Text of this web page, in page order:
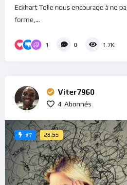
Eckhart Tolle nous encourage à ne
forme,...
1 0 1.7K
Viter7960
4 Abonnés
#7 28:55